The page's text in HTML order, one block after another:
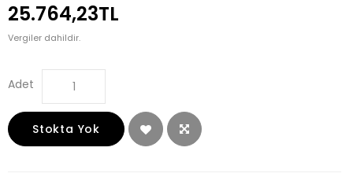
25.764,23TL
Vergiler dahildir.
Adet
Stokta Yok